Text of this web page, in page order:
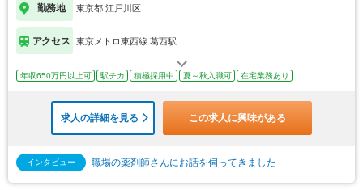
勤務地 東京都 江戸川区
アクセス 東京メトロ東西線 葛西駅
年収650万円以上可 駅チカ 積極採用中 夏～秋入職可 在宅業務あり
求人の詳細を見る この求人に興味がある
インタビュー 職場の薬剤師さんにお話を伺ってきました